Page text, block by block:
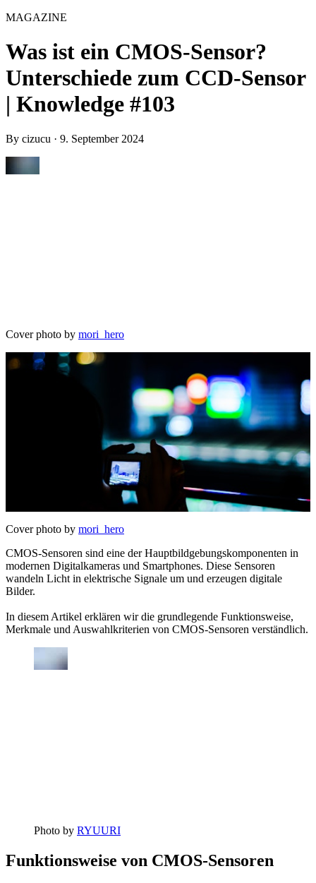
MAGAZINE
Was ist ein CMOS-Sensor?
Unterschiede zum CCD-Sensor
| Knowledge #103
By cizucu · 9. September 2024
Cover photo by mori_hero
Cover photo by mori_hero
CMOS-Sensoren sind eine der Hauptbildgebungskomponenten in
modernen Digitalkameras und Smartphones. Diese Sensoren
wandeln Licht in elektrische Signale um und erzeugen digitale
Bilder.
In diesem Artikel erklären wir die grundlegende Funktionsweise,
Merkmale und Auswahlkriterien von CMOS-Sensoren verständlich.
Photo by RYUURI
Funktionsweise von CMOS-Sensoren